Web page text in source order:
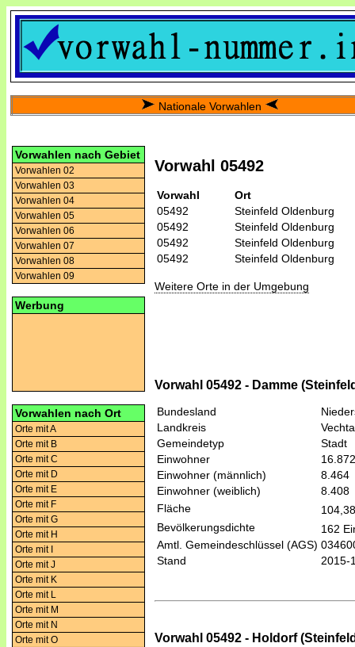
Nationale Vorwahlen
Vorwahlen nach Gebiet
Vorwahlen 02
Vorwahlen 03
Vorwahlen 04
Vorwahlen 05
Vorwahlen 06
Vorwahlen 07
Vorwahlen 08
Vorwahlen 09
Werbung
Vorwahlen nach Ort
Orte mit A
Orte mit B
Orte mit C
Orte mit D
Orte mit E
Orte mit F
Orte mit G
Orte mit H
Orte mit I
Orte mit J
Orte mit K
Orte mit L
Orte mit M
Orte mit N
Orte mit O
Vorwahl 05492
Vorwahl
Ort
05492
Steinfeld Oldenburg
05492
Steinfeld Oldenburg
05492
Steinfeld Oldenburg
05492
Steinfeld Oldenburg
Weitere Orte in der Umgebung
Vorwahl 05492 - Damme
Bundesland
Landkreis
Vechta
Gemeindetyp
Stadt
Einwohner
16.872
Einwohner (männlich)
8.464
Einwohner (weiblich)
8.408
Fläche
Bevölkerungsdichte
162
Amtl. Gemeindeschlüssel (AGS)
Stand
2015-
Vorwahl 05492 - Holdorf